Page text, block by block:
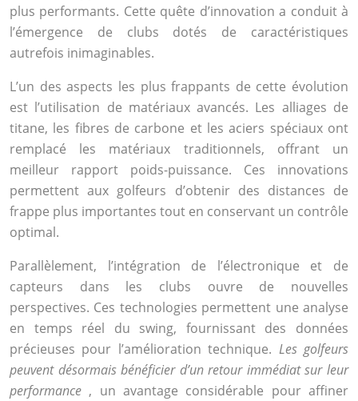
plus performants. Cette quête d’innovation a conduit à
l’émergence de clubs dotés de caractéristiques
autrefois inimaginables.
L’un des aspects les plus frappants de cette évolution
est l’utilisation de matériaux avancés. Les alliages de
titane, les fibres de carbone et les aciers spéciaux ont
remplacé les matériaux traditionnels, offrant un
meilleur rapport poids-puissance. Ces innovations
permettent aux golfeurs d’obtenir des distances de
frappe plus importantes tout en conservant un contrôle
optimal.
Parallèlement, l’intégration de l’électronique et de
capteurs dans les clubs ouvre de nouvelles
perspectives. Ces technologies permettent une analyse
en temps réel du swing, fournissant des données
précieuses pour l’amélioration technique. Les golfeurs
peuvent désormais bénéficier d’un retour immédiat sur leur
performance , un avantage considérable pour affiner